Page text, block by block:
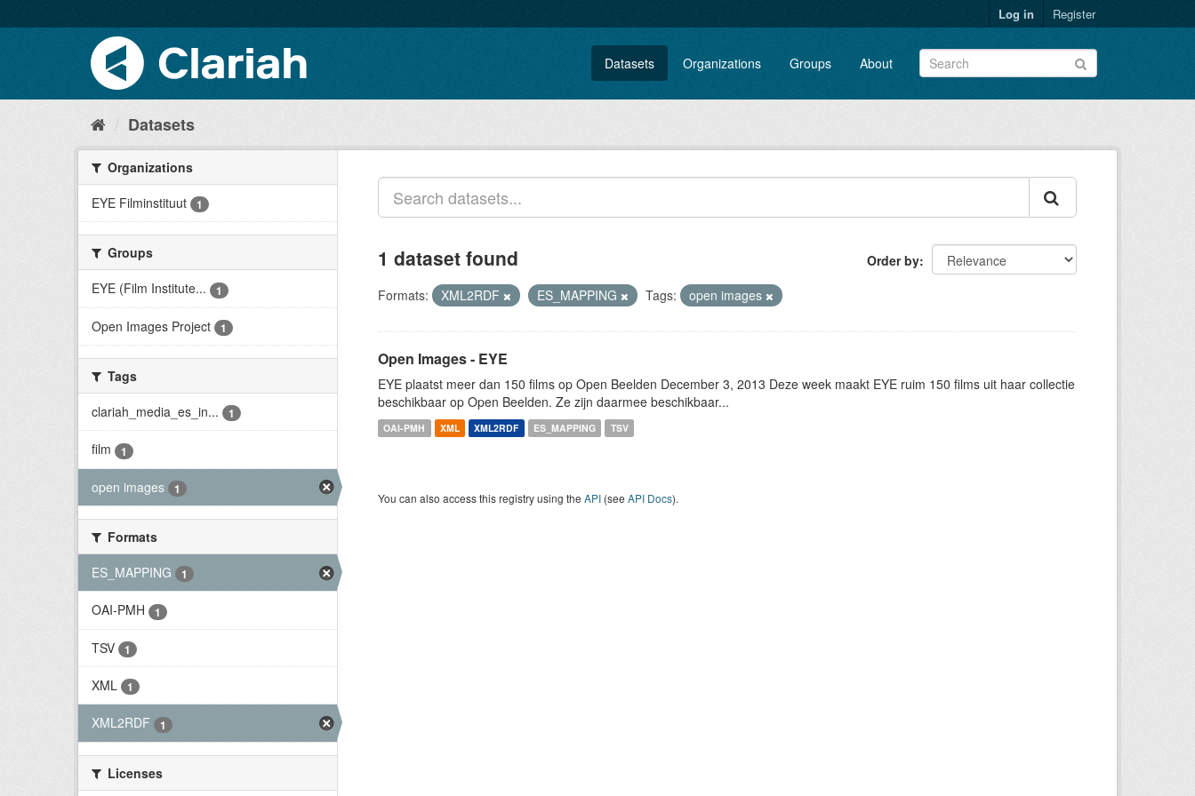
Log in Register
Datasets Organizations Groups About
Datasets
Organizations
EYE Filminstituut
1
Groups
EYE (Film Institute...
1
Open Images Project 1
Tags
clariah_media_es_in...
1
film 1
open images 1
Formats
ES_MAPPING
1
OAI-PMH 1
TSV 1
XML 1
XML2RDF 1
Licenses
Order by
1 dataset found
Formats: XML2RDF ES_MAPPING Tags: open images
Open Images - EYE
EYE plaatst meer dan 150 films op Open Beelden December 3, 2013 Deze week maakt EYE ruim 150 films uit haar collectie
beschikbaar op Open Beelden. Ze zijn daarmee beschikbaar...
OAI-PMH XML XML2RDF ES_MAPPING TSV
You can also access this registry using the API (see API Docs).